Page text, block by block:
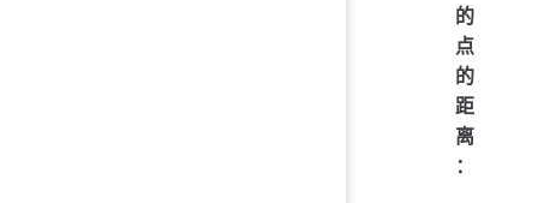
的
点
的
距
离
：